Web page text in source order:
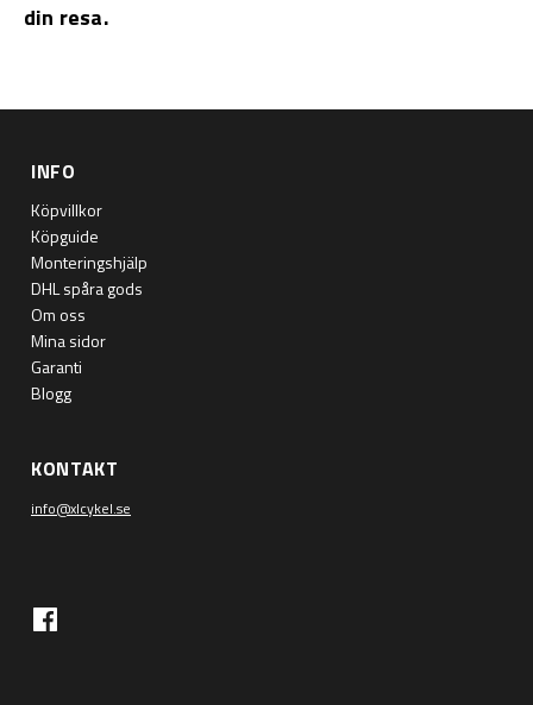
din resa.
INFO
Köpvillkor
Köpguide
Monteringshjälp
DHL spåra gods
Om oss
Mina sidor
Garanti
Blogg
KONTAKT
info@xlcykel.se